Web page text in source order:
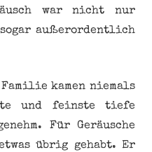
war nicht nur
außerordentlich
kamen niemals
und feinste tiefe
Für Geräusche
übrig gehabt. Er